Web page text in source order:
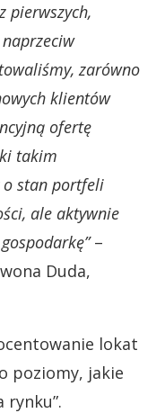
pierwszych,
zarówno
klientów
ofertę
takim
stan portfeli
ale aktywnie
–
Duda,
lokat
poziomy, jakie
rynku”.